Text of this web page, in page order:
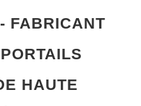
FABRICANT
HAUTE